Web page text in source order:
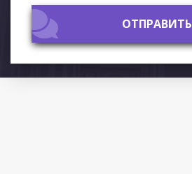
ОТПРАВИТЬ
ОТПРАВИТЬ